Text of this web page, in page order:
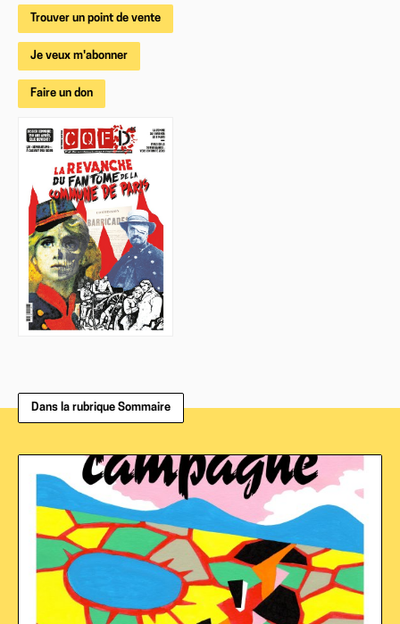
Trouver un point de vente
Je veux m'abonner
Faire un don
Dans la rubrique Sommaire